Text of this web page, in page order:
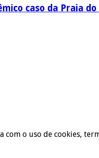
caso da Praia do
com o uso de cookies,